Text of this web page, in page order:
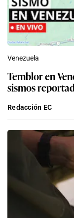
Venezuela
Temblor en
sismos
Redacción EC